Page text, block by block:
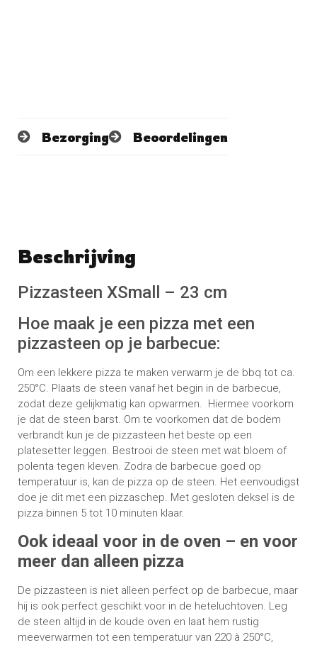
Bezorging Beoordelingen
Beschrijving
Pizzasteen XSmall – 23 cm
Hoe maak je een pizza met een
pizzasteen op je barbecue:
Om een lekkere pizza te maken verwarm je de bbq tot ca.
250°C. Plaats de steen vanaf het begin in de barbecue,
zodat deze gelijkmatig kan opwarmen.
Hiermee voorkom
je dat de steen barst. Om te voorkomen dat de bodem
verbrandt kun je de pizzasteen het beste op een
platesetter leggen. Bestrooi de steen met wat bloem of
polenta tegen kleven. Zodra de barbecue goed op
temperatuur is, kan de pizza op de steen. Het eenvoudigst
doe je dit met een pizzaschep. Met gesloten deksel is de
pizza binnen 5 tot 10 minuten klaar.
Ook ideaal voor in de oven – en voor
meer dan alleen pizza
De pizzasteen is niet alleen perfect op de barbecue, maar
hij is ook perfect geschikt voor in de heteluchtoven. Leg
de steen altijd in de koude oven en laat hem rustig
meeverwarmen tot een temperatuur van 220 à 250°C,
No reviews found